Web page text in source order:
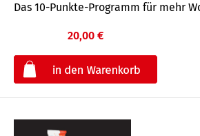
Das 10-Punkte-Programm für mehr
20,00 €